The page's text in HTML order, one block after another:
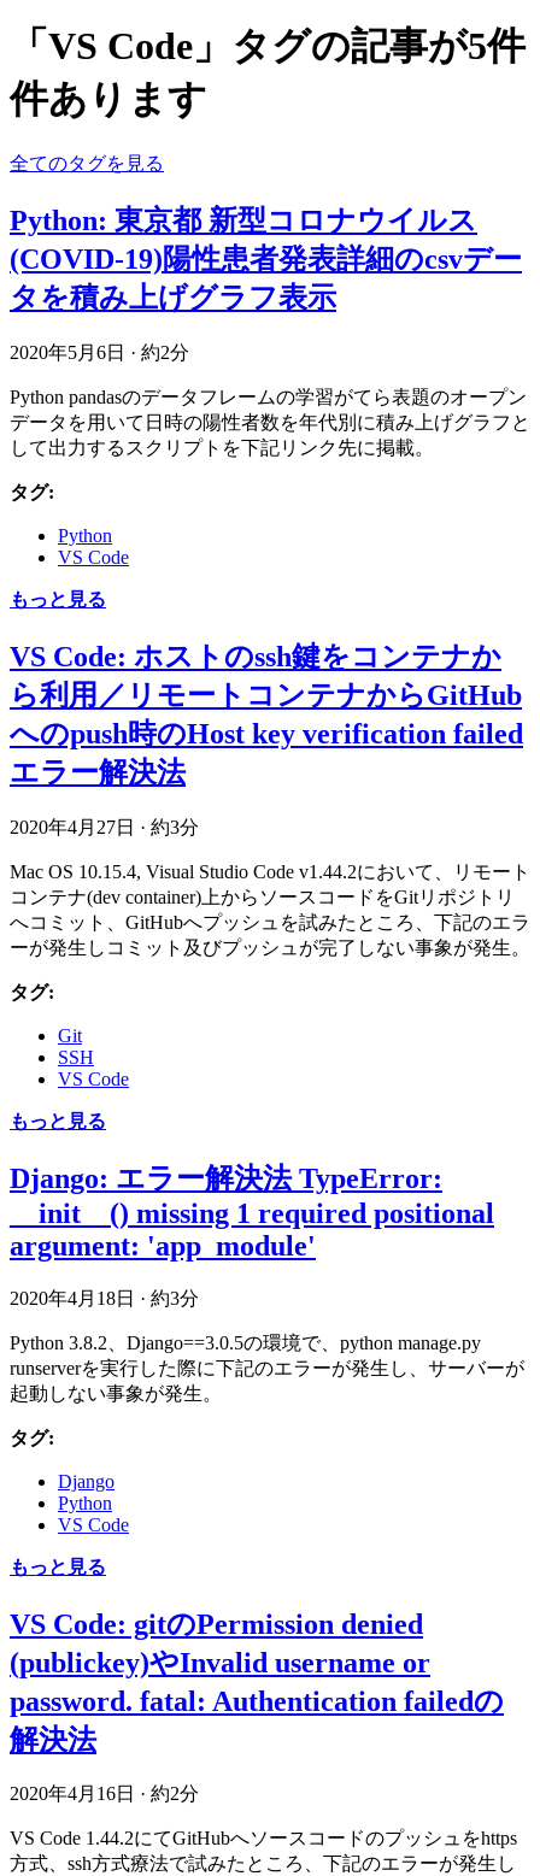
「VS Code」タグの記事が5件
件あります
全てのタグを見る
Python: 東京都 新型コロナウイルス
(COVID-19)陽性患者発表詳細のcsvデー
タを積み上げグラフ表示
2020年5月6日 · 約2分
Python pandasのデータフレームの学習がてら表題のオープン
データを用いて日時の陽性者数を年代別に積み上げグラフと
して出力するスクリプトを下記リンク先に掲載。
タグ:
Python
VS Code
もっと見る
VS Code: ホストのssh鍵をコンテナか
ら利用／リモートコンテナからGitHub
へのpush時のHost key verification failed
エラー解決法
2020年4月27日 · 約3分
Mac OS 10.15.4, Visual Studio Code v1.44.2において、リモート
コンテナ(dev container)上からソースコードをGitリポジトリ
へコミット、GitHubへプッシュを試みたところ、下記のエラ
ーが発生しコミット及びプッシュが完了しない事象が発生。
タグ:
Git
SSH
VS Code
もっと見る
Django: エラー解決法 TypeError:
__init__() missing 1 required positional
argument: 'app_module'
2020年4月18日 · 約3分
Python 3.8.2、Django==3.0.5の環境で、python manage.py
runserverを実行した際に下記のエラーが発生し、サーバーが
起動しない事象が発生。
タグ:
Django
Python
VS Code
もっと見る
VS Code: gitのPermission denied
(publickey)やInvalid username or
password. fatal: Authentication failedの
解決法
2020年4月16日 · 約2分
VS Code 1.44.2にてGitHubへソースコードのプッシュをhttps
方式、ssh方式療法で試みたところ、下記のエラーが発生し